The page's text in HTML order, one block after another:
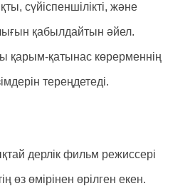
сүйіспеншілікті, және
қабылдайтын әйел.
қарым-қатынас көрерменнің
тереңдетеді.
дерлік фильм режиссері
өз өмірінен өрілген екен.